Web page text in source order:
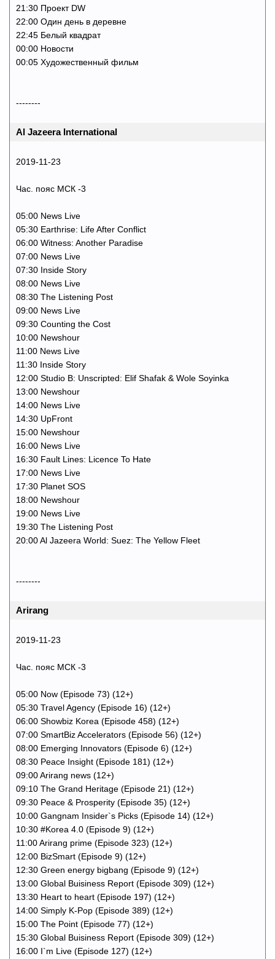
21:30 Проект DW
22:00 Один день в деревне
22:45 Белый квадрат
00:00 Новости
00:05 Художественный фильм
--------
Al Jazeera International
2019-11-23
Час. пояс МСК -3
05:00 News Live
05:30 Earthrise: Life After Conflict
06:00 Witness: Another Paradise
07:00 News Live
07:30 Inside Story
08:00 News Live
08:30 The Listening Post
09:00 News Live
09:30 Counting the Cost
10:00 Newshour
11:00 News Live
11:30 Inside Story
12:00 Studio B: Unscripted: Elif Shafak & Wole Soyinka
13:00 Newshour
14:00 News Live
14:30 UpFront
15:00 Newshour
16:00 News Live
16:30 Fault Lines: Licence To Hate
17:00 News Live
17:30 Planet SOS
18:00 Newshour
19:00 News Live
19:30 The Listening Post
20:00 Al Jazeera World: Suez: The Yellow Fleet
--------
Arirang
2019-11-23
Час. пояс МСК -3
05:00 Now (Episode 73) (12+)
05:30 Travel Agency (Episode 16) (12+)
06:00 Showbiz Korea (Episode 458) (12+)
07:00 SmartBiz Accelerators (Episode 56) (12+)
08:00 Emerging Innovators (Episode 6) (12+)
08:30 Peace Insight (Episode 181) (12+)
09:00 Arirang news (12+)
09:10 The Grand Heritage (Episode 21) (12+)
09:30 Peace & Prosperity (Episode 35) (12+)
10:00 Gangnam Insider`s Picks (Episode 14) (12+)
10:30 #Korea 4.0 (Episode 9) (12+)
11:00 Arirang prime (Episode 323) (12+)
12:00 BizSmart (Episode 9) (12+)
12:30 Green energy bigbang (Episode 9) (12+)
13:00 Global Buisiness Report (Episode 309) (12+)
13:30 Heart to heart (Episode 197) (12+)
14:00 Simply K-Pop (Episode 389) (12+)
15:00 The Point (Episode 77) (12+)
15:30 Global Buisiness Report (Episode 309) (12+)
16:00 I`m Live (Episode 127) (12+)